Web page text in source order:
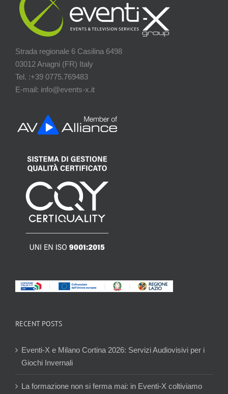
Strada regionale 6 Casilina 6498
03012 Anagni (FR) Italy
Tel. :+39 0775.769483
E-mail: info@events-x.it
RECENT POSTS
Eventi-X e Milano Cortina 2026: Servizi Audiovisivi per i
Giochi Invernali
La formazione non si ferma mai: in Eventi-X coltiviamo